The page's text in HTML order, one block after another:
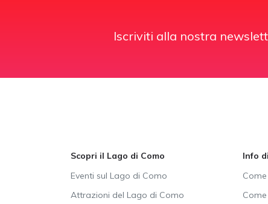
Iscriviti alla nostra
Scopri il Lago di Como
Eventi sul Lago di Como
Attrazioni del Lago di Como
Info